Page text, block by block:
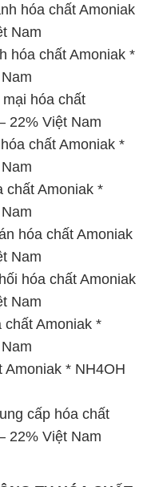
hóa chất Amoniak
Nam
hóa chất Amoniak *
hóa chất
22% Việt Nam
chất Amoniak *
chất Amoniak *
hóa chất Amoniak
Nam
hóa chất Amoniak
Nam
chất Amoniak *
* NH4OH
cấp hóa chất
22% Việt Nam